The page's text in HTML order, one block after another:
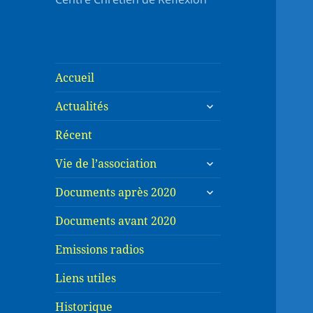
Accueil
Actualités
ouvrir
le
menu
Récent
Vie de l’association
ouvrir
le
sous-
menu
Documents après 2020
ouvrir
le
menu
Documents avant 2020
Emissions radios
Liens utiles
Historique